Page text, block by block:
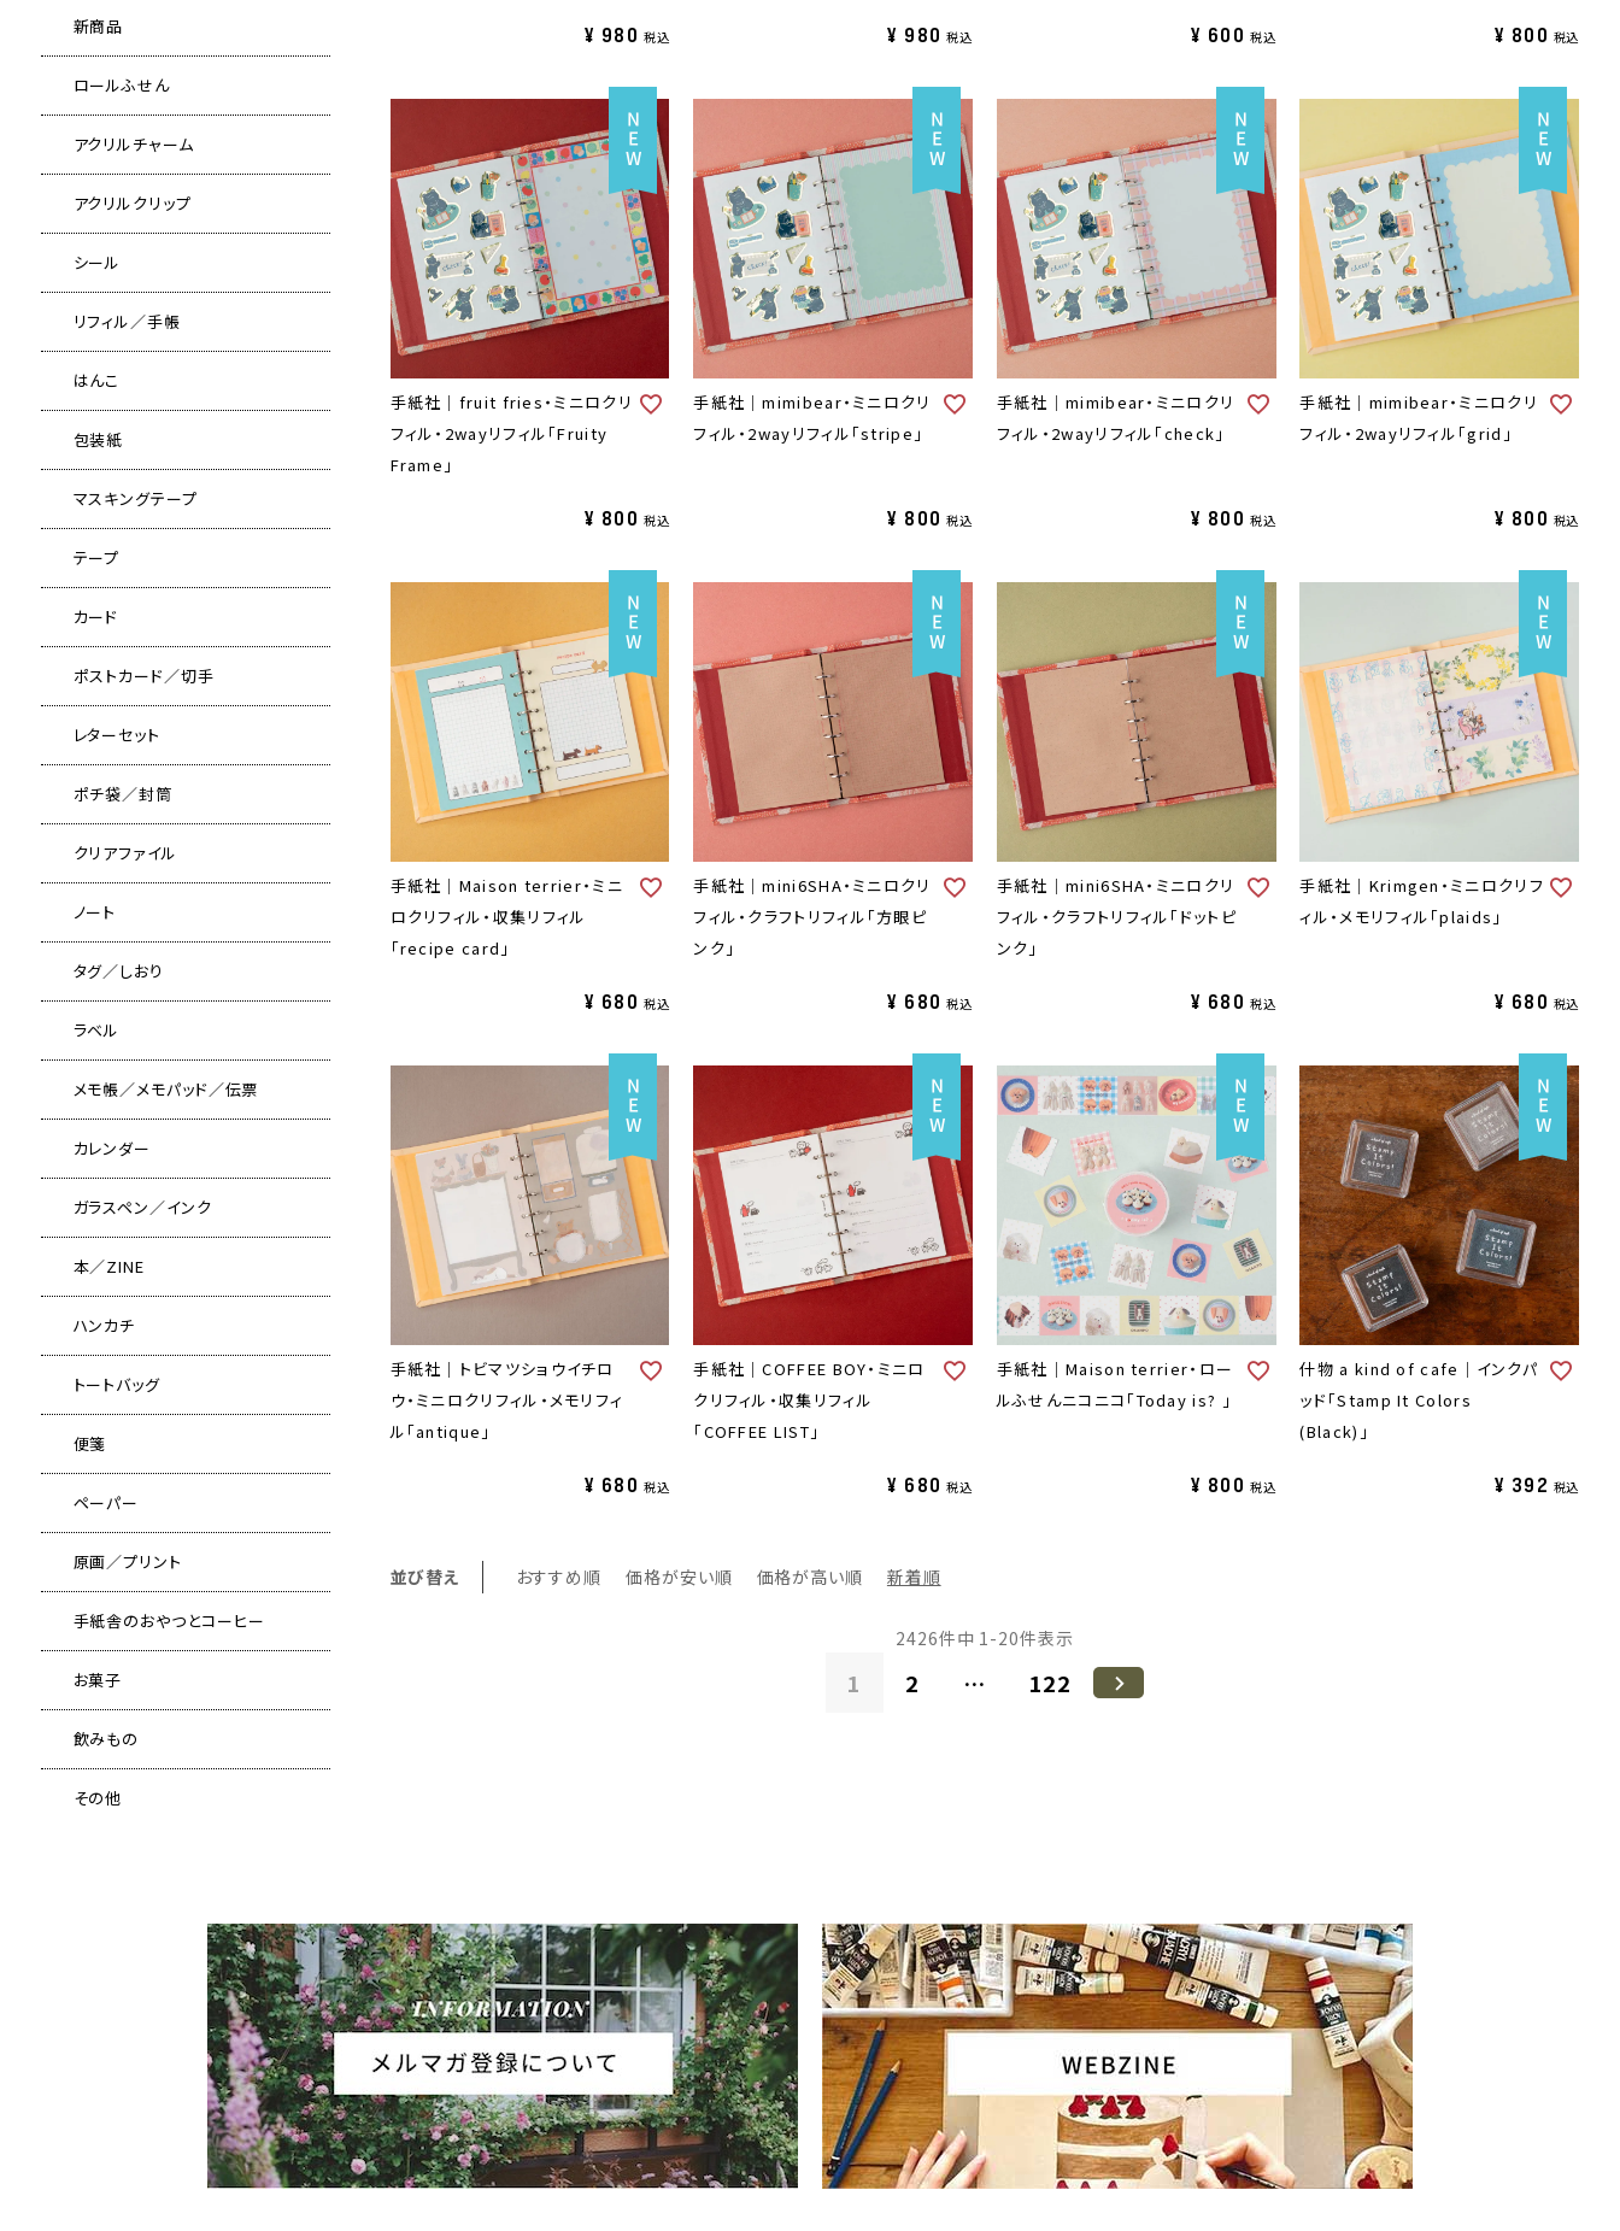
新商品
ロールふせん
アクリルチャーム
アクリルクリップ
シール
リフィル／手帳
はんこ
包装紙
マスキングテープ
テープ
カード
ポストカード／切手
レターセット
ポチ袋／封筒
クリアファイル
ノート
タグ／しおり
ラベル
メモ帳／メモパッド／伝票
カレンダー
ガラスペン／インク
本／ZINE
ハンカチ
トートバッグ
便箋
ペーパー
原画／プリント
手紙舎のおやつとコーヒー
お菓子
飲みもの
その他
¥ 980 税込 ¥ 980 税込 ¥ 600 税込 ¥ 800 税込
手紙社｜fruit fries・ミニロクリ
フィル・2wayリフィル「Fruity
Frame」
¥ 800 税込
手紙社｜mimibear・ミニロクリ
フィル・2wayリフィル「stripe」
¥ 800 税込
手紙社｜mimibear・ミニロクリ
フィル・2wayリフィル「check」
¥ 800 税込
手紙社｜mimibear・ミニロクリ
フィル・2wayリフィル「grid」
¥ 800 税込
手紙社｜Maison terrier・ミニ
ロクリフィル・収集リフィル
「recipe card」
¥ 680 税込
手紙社｜mini6SHA・ミニロクリ
フィル・クラフトリフィル「方眼ピ
ンク」
¥ 680 税込
手紙社｜mini6SHA・ミニロクリ
フィル・クラフトリフィル「ドットピ
ンク」
¥ 680 税込
手紙社｜Krimgen・ミニロクリフ
ィル・メモリフィル「plaids」
¥ 680 税込
手紙社｜トビマツショウイチロ
ウ・ミニロクリフィル・メモリフィ
ル「antique」
¥ 680 税込
手紙社｜COFFEE BOY・ミニロ
クリフィル・収集リフィル
「COFFEE LIST」
¥ 680 税込
手紙社｜Maison terrier・ロー
ルふせんニコニコ「Today is? 」
¥ 800 税込
什物 a kind of cafe｜インクパ
ッド「Stamp It Colors
(Black)」
¥ 392 税込
並び替え おすすめ順 価格が安い順 価格が高い順 新着順
2426件中 1 -20件表示
1 2 … 122